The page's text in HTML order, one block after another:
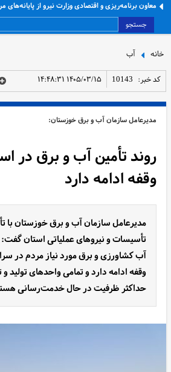
معاون برنامه‌ریزی و اقتصادی وزارت نیرو از پایانه‌های
جستجو
خانه آب
کد خبر: 10143 ۱۴۰۵/۰۳/۱۵ ۱۴:۴۸:۳۱
مدیرعامل سازمان آب و برق خوزستان:
روند تأمین آب و برق در
وقفه ادامه دارد
مدیرعامل سازمان آب و برق خوزستان با
تأسیسات و نیروهای عملیاتی استان گفت:
آب کشاورزی و برق مورد نیاز مردم در
وقفه ادامه دارد و تمامی واحدهای تولید و
حداکثر ظرفیت در حال خدمت‌رسانی